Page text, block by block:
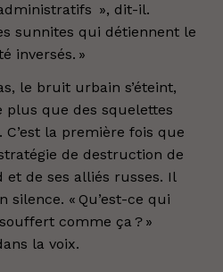
», dit-il.
sunnites qui détiennent le
inversés. »
le bruit urbain s’éteint,
plus que des squelettes
la première fois que
de destruction de
et de ses alliés russes. Il
« Qu’est-ce qui
comme ça ? »
la voix.